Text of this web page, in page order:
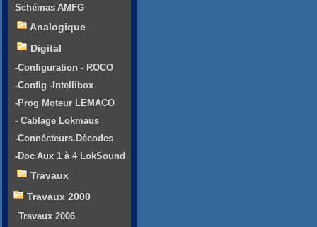
Schémas AMFG
Analogique
Digital
-Configuration - ROCO
-Config -Intellibox
-Prog Moteur LEMACO
- Cablage Lokmaus
-Connécteurs.Décodes
-Doc Aux 1 à 4 LokSound
Travaux
Travaux 2000
Travaux 2006